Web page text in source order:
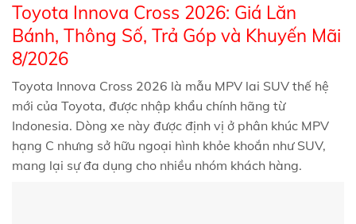
Toyota Innova Cross 2026: Giá Lăn
Bánh, Thông Số, Trả Góp và Khuyến Mãi
8/2026
Toyota Innova Cross 2026 là mẫu MPV lai SUV thế hệ
mới của Toyota, được nhập khẩu chính hãng từ
Indonesia. Dòng xe này được định vị ở phân khúc MPV
hạng C nhưng sở hữu ngoại hình khỏe khoắn như SUV,
mang lại sự đa dụng cho nhiều nhóm khách hàng.